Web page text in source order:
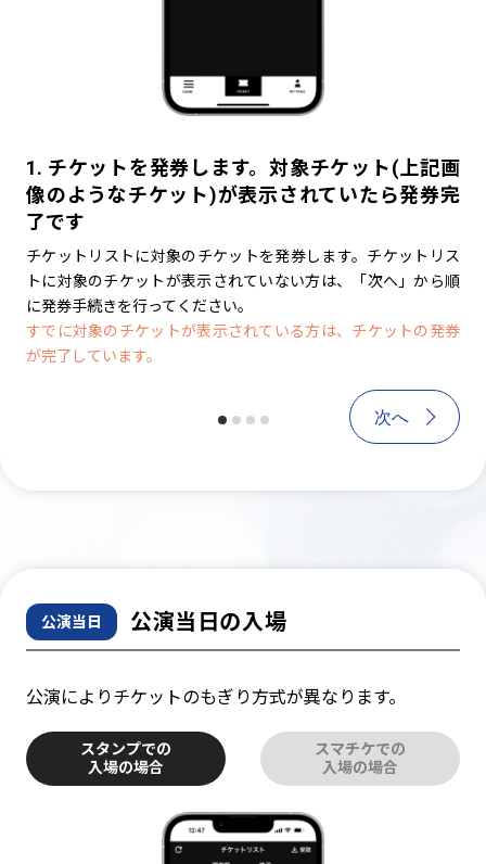
1. チケットを発券します。対象チケット(上記画
像のようなチケット)が表示されていたら発券完
了です
チケットリストに対象のチケットを発券します。チケットリス
トに対象のチケットが表示されていない方は、「次へ」から順
に発券手続きを行ってください。
すでに対象のチケットが表示されている方は、チケットの発券
が完了しています。
1. チケットを発券します。対象チ
像のようなチケット)が表示される
チケットリストに対象のチケットを発券しま
から順に発券手続きを行ってください。
公演当日 公演当日の入場
公演によりチケットのもぎり方式が異なります。
スタンプでの
入場の場合
スマチケでの
入場の場合